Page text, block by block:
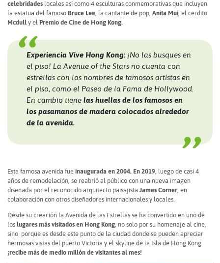
celebridades locales así como 4 esculturas conmemorativas que incluyen
la estatua del famoso Bruce Lee , la cantante de pop, Anita Mui , el cerdito
Mcdull y el Premio de Cine de Hong Kong.
Experiencia Vive Hong Kong: ¡No las busques en
el piso! La Avenue of the Stars no cuenta con
estrellas con los nombres de famosos artistas en
el piso, como el Paseo de la Fama de Hollywood.
En cambio tiene las huellas de los famosos en
los pasamanos de madera colocados alrededor
de la avenida.
Esta famosa avenida fue inaugurada en 2004. En 2019 , luego de casi 4
años de remodelación, se reabrió al público con una nueva imagen
diseñada por el reconocido arquitecto paisajista James Corner en
colaboración con otros diseñadores internacionales y locales.
Desde su creación la Avenida de las Estrellas se ha convertido en uno de
los lugares más visitados en Hong Kong , no solo por su homenaje al cine,
sino porque es desde este punto de la ciudad donde se pueden apreciar
hermosas vistas del puerto Victoria y el skyline de la Isla de Hong Kong
¡recibe más de medio millón de visitantes al mes!